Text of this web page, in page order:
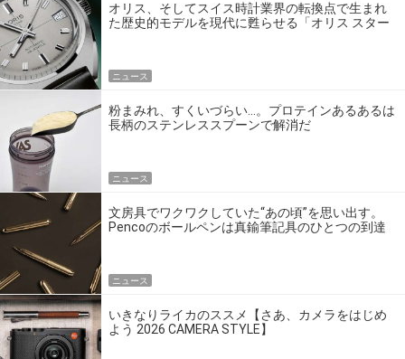
オリス、そしてスイス時計業界の転換点で生まれ
た歴史的モデルを現代に甦らせる「オリス スター
ニュース
粉まみれ、すくいづらい…。プロテインあるあるは
長柄のステンレススプーンで解消だ
ニュース
文房具でワクワクしていた“あの頃”を思い出す。
Pencoのボールペンは真鍮筆記具のひとつの到達
ニュース
いきなりライカのススメ【さあ、カメラをはじめ
よう 2026 CAMERA STYLE】